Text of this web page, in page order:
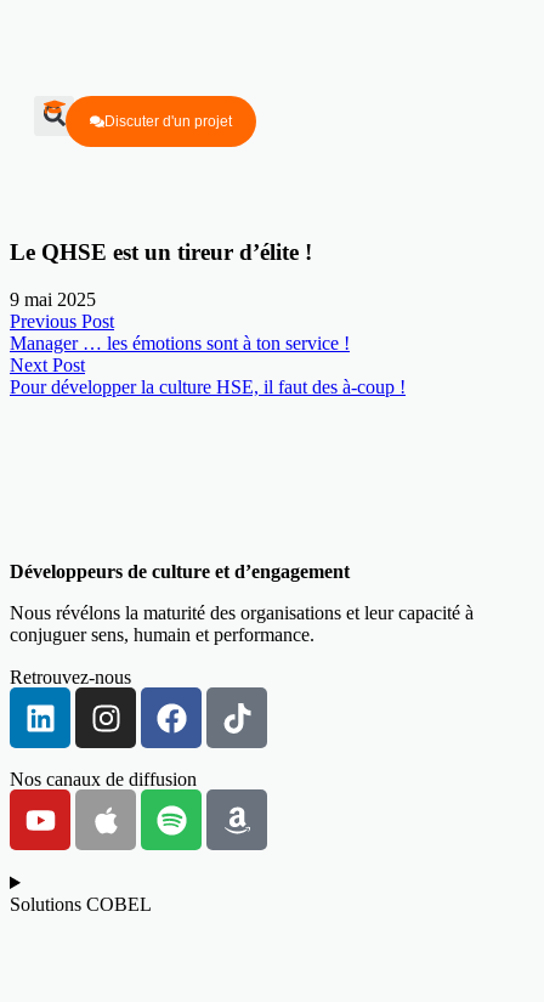
Discuter d'un projet
Le QHSE est un tireur d’élite !
9 mai 2025
Previous Post
Manager … les émotions sont à ton service !
Next Post
Pour développer la culture HSE, il faut des à-coup !
Développeurs de culture et d’engagement
Nous révélons la maturité des organisations et leur capacité à
conjuguer sens, humain et performance.
Retrouvez-nous
Nos canaux de diffusion
Solutions COBEL